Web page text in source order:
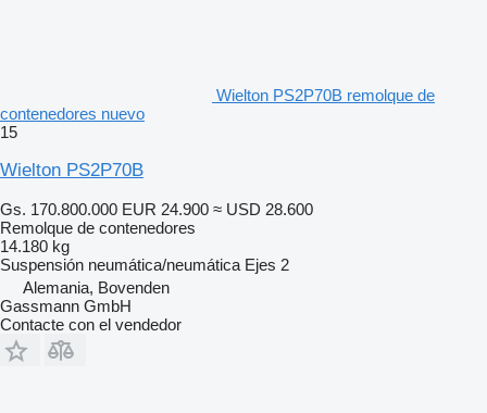
Wielton PS2P70B remolque de
contenedores nuevo
15
Wielton PS2P70B
Gs. 170.800.000 EUR 24.900 ≈ USD 28.600
Remolque de contenedores
14.180 kg
Suspensión neumática/neumática Ejes 2
Alemania, Bovenden
Gassmann GmbH
Contacte con el vendedor